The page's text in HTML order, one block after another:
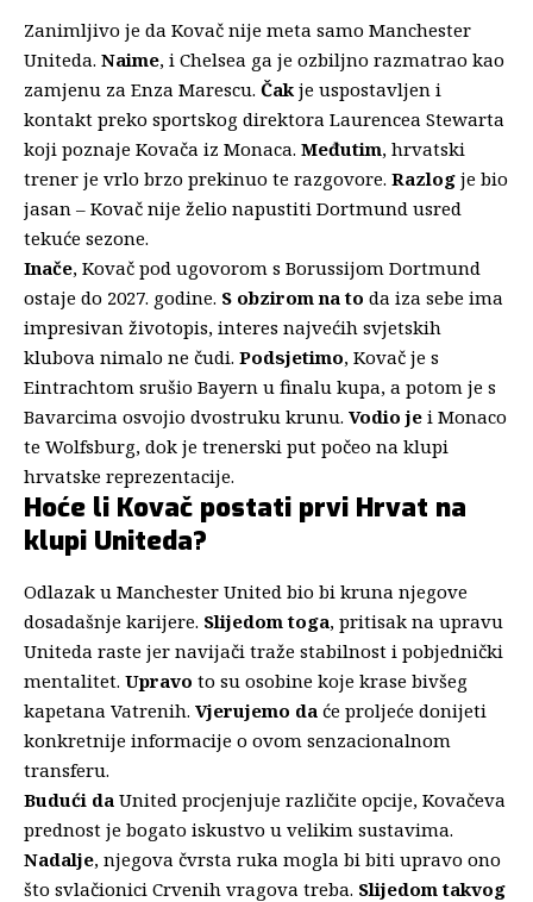
Zanimljivo je da Kovač nije meta samo Manchester
Uniteda. Naime, i Chelsea ga je ozbiljno razmatrao kao
zamjenu za Enza Marescu. Čakje uspostavljen i
kontakt preko sportskog direktora Laurencea Stewarta
koji poznaje Kovača iz Monaca. Međutim, hrvatski
trener je vrlo brzo prekinuo te razgovore. Razlog je bio
jasan – Kovač nije želio napustiti Dortmund usred
tekuće sezone.
Inače, Kovač pod ugovorom s Borussijom Dortmund
ostaje do 2027. godine. S obzirom na to da iza sebe ima
impresivan životopis, interes najvećih svjetskih
klubova nimalo ne čudi. Podsjetimo, Kovač je s
Eintrachtom srušio Bayern u finalu kupa, a potom je s
Bavarcima osvojio dvostruku krunu. Vodio je i Monaco
te Wolfsburg, dok je trenerski put počeo na klupi
hrvatske reprezentacije.
Hoće li Kovač postati prvi Hrvat na
klupi Uniteda?
Odlazak u Manchester United bio bi kruna njegove
dosadašnje karijere. Slijedom toga, pritisak na upravu
Uniteda raste jer navijači traže stabilnost i pobjednički
mentalitet. Upravo to su osobine koje krase bivšeg
kapetana Vatrenih. Vjerujemo da će proljeće donijeti
konkretnije informacije o ovom senzacionalnom
transferu.
Budući da United procjenjuje različite opcije, Kovačeva
prednost je bogato iskustvo u velikim sustavima.
Nadalje, njegova čvrsta ruka mogla bi biti upravo ono
što svlačionici Crvenih vragova treba. Slijedom takvog